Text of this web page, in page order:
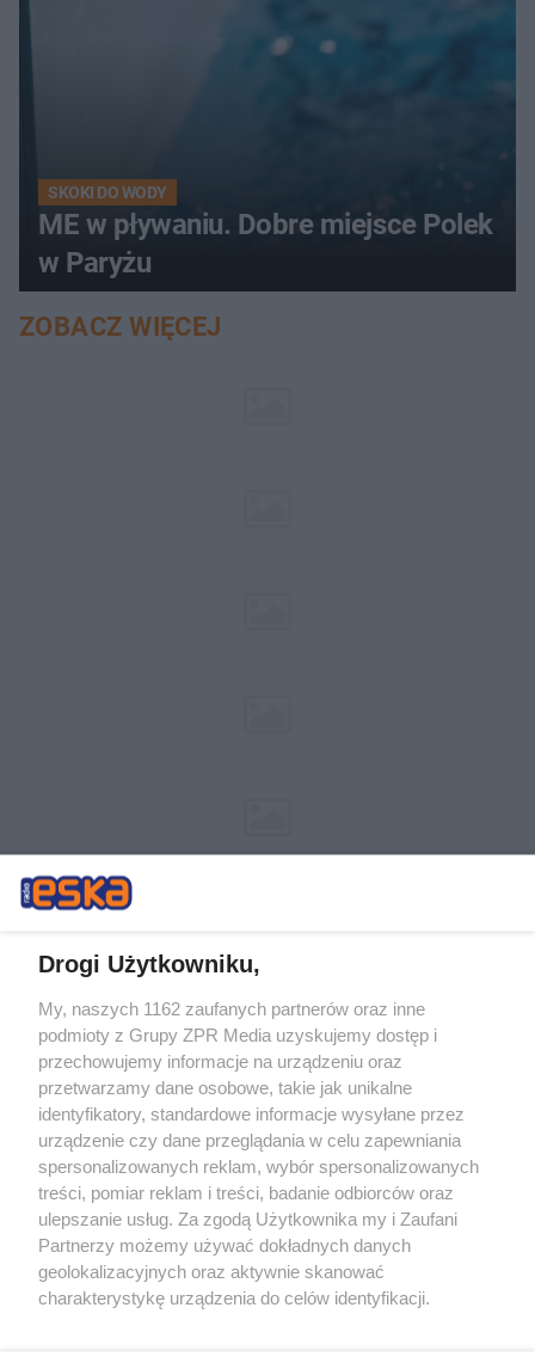
SKOKI DO WODY
ME w pływaniu. Dobre miejsce Polek
w Paryżu
ZOBACZ WIĘCEJ
Żaden utwór zamieszczony w serwisie nie może być powielany i
rozpowszechniany lub dalej rozpowszechniany w jakikolwiek sposób (w
tym także elektroniczny lub mechaniczny) na jakimkolwiek polu
eksploatacji w jakiejkolwiek formie, włącznie z umieszczaniem w
Internecie bez pisemnej zgody właściciela praw. Jakiekolwiek użycie lub
wykorzystanie utworów w całości lub w części z naruszeniem prawa,
tzn. bez właściwej zgody, jest zabronione pod groźbą kary i może być
ścigane prawnie.
Drogi Użytkowniku,
My, naszych 1162 zaufanych partnerów oraz inne
podmioty z Grupy ZPR Media uzyskujemy dostęp i
przechowujemy informacje na urządzeniu oraz
przetwarzamy dane osobowe, takie jak unikalne
identyfikatory, standardowe informacje wysyłane przez
urządzenie czy dane przeglądania w celu zapewniania
spersonalizowanych reklam, wybór spersonalizowanych
treści, pomiar reklam i treści, badanie odbiorców oraz
ulepszanie usług. Za zgodą Użytkownika my i Zaufani
Partnerzy możemy używać dokładnych danych
geolokalizacyjnych oraz aktywnie skanować
charakterystykę urządzenia do celów identyfikacji.